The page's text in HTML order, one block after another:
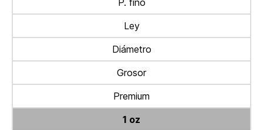
Ley
Diámetro
Grosor
Premium
1 oz